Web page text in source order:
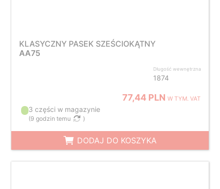
KLASYCZNY PASEK SZEŚCIOKĄTNY
AA75
Długość wewnętrzna
1874
77,44 PLNW TYM. VAT
3 części w magazynie
(9 godzin temu )
DODAJ DO KOSZYKA